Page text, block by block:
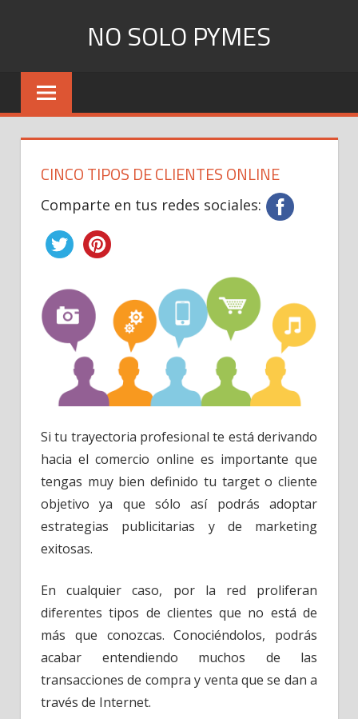
NO SOLO PYMES
Todo
que
necesita
CINCO TIPOS DE CLIENTES ONLINE
Comparte en tus redes sociales:
Si tu trayectoria profesional te está derivando
hacia el comercio online es importante que
tengas muy bien definido tu target o cliente
objetivo ya que sólo así podrás adoptar
estrategias publicitarias y de marketing
exitosas.
En cualquier caso, por la red proliferan
diferentes tipos de clientes que no está de
más que conozcas. Conociéndolos, podrás
acabar entendiendo muchos de las
transacciones de compra y venta que se dan a
través de Internet.